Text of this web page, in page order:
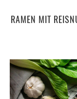
RAMEN MIT